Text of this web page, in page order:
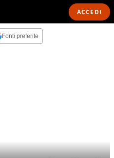
ACCEDI
Fonti preferite